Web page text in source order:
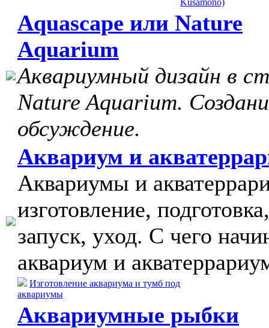
Kusamono)
Aquascape или Nature
Aquarium
Аквариумный дизайн в
Nature Aquarium.
обсуждение.
Аквариум и
Аквариумы и
изготовление, подготовка,
запуск, уход. С чего
аквариум и
Изготовление аквариума и тумб под
аквариумы
Аквариумные рыбки